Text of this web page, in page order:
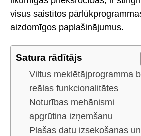
visus saistītos
aizdomīgos paplašinājumus.
Satura rādītājs
Viltus meklētājprogramma
reālas funkcionalitātes
Noturības mehānismi
apgrūtina izņemšanu
Plašas datu izsekošanas un